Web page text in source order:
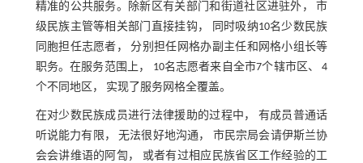
精准的公共服务。除新区有关部门和街道社区进驻外， 市
级民族主管等相关部门直接挂钩， 同时吸纳10名少数民族
同胞担任志愿者， 分别担任网格办副主任和网格小组长等
职务。在服务范围上， 10名志愿者来自全市7个辖市区、 4
个不同地区， 实现了服务网格全覆盖。
在对少数民族成员进行法律援助的过程中， 有成员普通话
听说能力有限， 无法很好地沟通， 市民宗局会请伊斯兰协
会会讲维语的阿訇， 或者有过相应民族省区工作经验的工